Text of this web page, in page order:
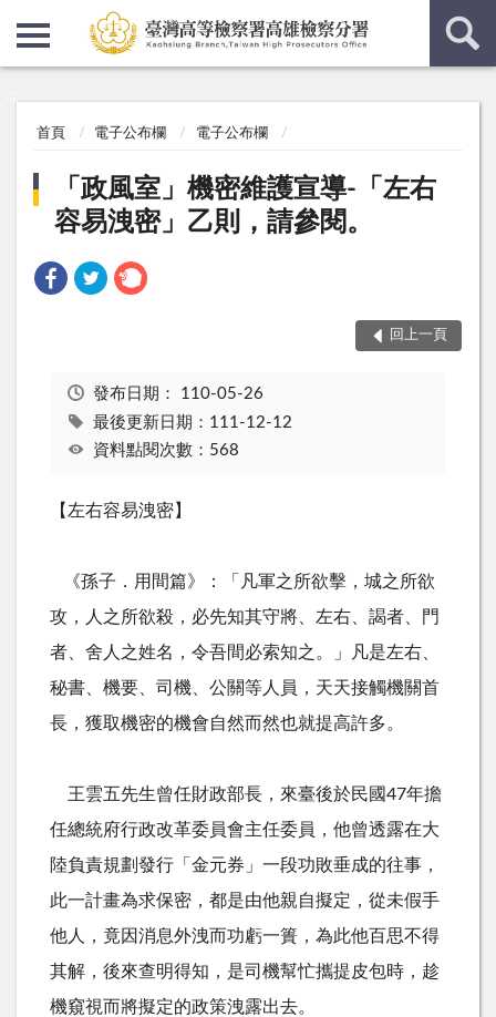
首頁 電子公布欄 電子公布欄
「政風室」機密維護宣導-「左右
容易洩密」乙則，請參閱。
回上一頁
發布日期： 110-05-26
最後更新日期：111-12-12
資料點閱次數：568
【左右容易洩密】
《孫子．用間篇》：「凡軍之所欲擊，城之所欲
攻，人之所欲殺，必先知其守將、左右、謁者、門
者、舍人之姓名，令吾間必索知之。」凡是左右、
秘書、機要、司機、公關等人員，天天接觸機關首
長，獲取機密的機會自然而然也就提高許多。
王雲五先生曾任財政部長，來臺後於民國47年擔
任總統府行政改革委員會主任委員，他曾透露在大
陸負責規劃發行「金元券」一段功敗垂成的往事，
此一計畫為求保密，都是由他親自擬定，從未假手
他人，竟因消息外洩而功虧一簣，為此他百思不得
其解，後來查明得知，是司機幫忙攜提皮包時，趁
機窺視而將擬定的政策洩露出去。